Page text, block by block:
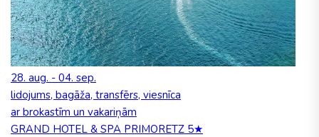
28. aug. - 04. sep.
lidojums, bagāža, transfērs, viesnīca
ar brokastīm un vakariņām
GRAND HOTEL & SPA PRIMORETZ 5★